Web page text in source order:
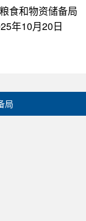
食和物资储备局
年10月20日
局